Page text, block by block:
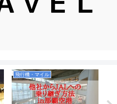
飛行機・マイル